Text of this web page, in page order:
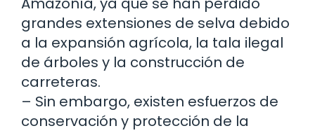
grandes extensiones de selva debido
a la expansión agrícola, la tala ilegal
de árboles y la construcción de
carreteras.
– Sin embargo, existen esfuerzos de
conservación y protección de la